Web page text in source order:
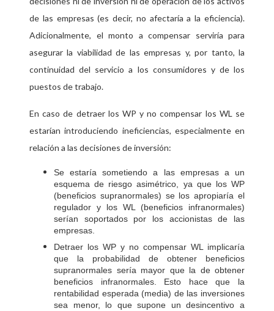
de las empresas (es decir, no afectaría a la eficiencia).
Adicionalmente, el monto a compensar serviría para
asegurar la viabilidad de las empresas y, por tanto, la
continuidad del servicio a los consumidores y de los
puestos de trabajo.
En caso de detraer los WP y no compensar los WL se
estarían introduciendo ineficiencias, especialmente en
relación a las decisiones de inversión:
Se estaría sometiendo a las empresas a un
esquema de riesgo asimétrico, ya que los WP
(beneficios supranormales) se los apropiaría el
regulador y los WL (beneficios infranormales)
serían soportados por los accionistas de las
empresas.
Detraer los WP y no compensar WL implicaría
que la probabilidad de obtener beneficios
supranormales sería mayor que la de obtener
beneficios infranormales. Esto hace que la
rentabilidad esperada (media) de las inversiones
sea menor, lo que supone un desincentivo a